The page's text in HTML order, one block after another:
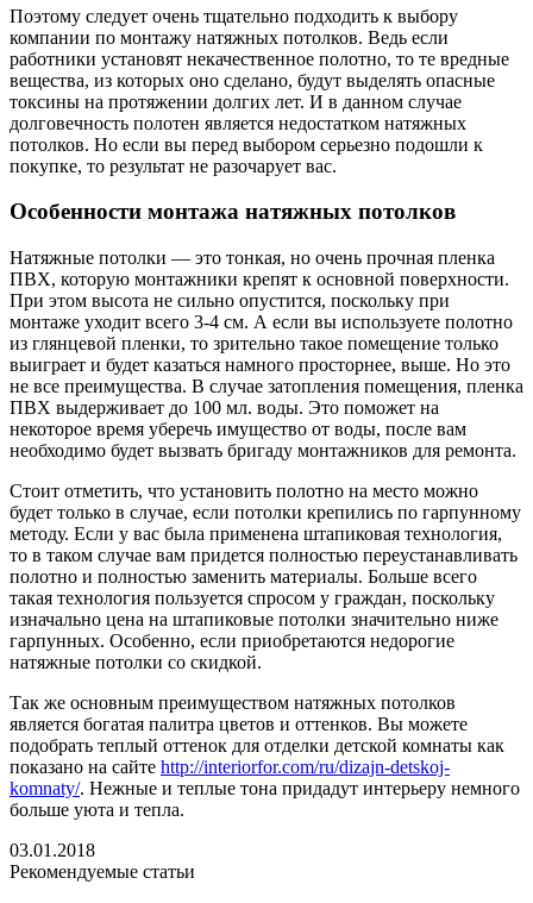
Поэтому следует очень тщательно подходить к выбору
компании по монтажу натяжных потолков. Ведь если
работники установят некачественное полотно, то те вредные
вещества, из которых оно сделано, будут выделять опасные
токсины на протяжении долгих лет. И в данном случае
долговечность полотен является недостатком натяжных
потолков. Но если вы перед выбором серьезно подошли к
покупке, то результат не разочарует вас.
Особенности монтажа натяжных потолков
Натяжные потолки — это тонкая, но очень прочная пленка
ПВХ, которую монтажники крепят к основной поверхности.
При этом высота не сильно опустится, поскольку при
монтаже уходит всего 3-4 см. А если вы используете полотно
из глянцевой пленки, то зрительно такое помещение только
выиграет и будет казаться намного просторнее, выше. Но это
не все преимущества. В случае затопления помещения, пленка
ПВХ выдерживает до 100 мл. воды. Это поможет на
некоторое время уберечь имущество от воды, после вам
необходимо будет вызвать бригаду монтажников для ремонта.
Стоит отметить, что установить полотно на место можно
будет только в случае, если потолки крепились по гарпунному
методу. Если у вас была применена штапиковая технология,
то в таком случае вам придется полностью переустанавливать
полотно и полностью заменить материалы. Больше всего
такая технология пользуется спросом у граждан, поскольку
изначально цена на штапиковые потолки значительно ниже
гарпунных. Особенно, если приобретаются недорогие
натяжные потолки со скидкой.
Так же основным преимуществом натяжных потолков
является богатая палитра цветов и оттенков. Вы можете
подобрать теплый оттенок для отделки детской комнаты как
показано на сайте http://interiorfor.com/ru/dizajn-detskoj-
komnaty/. Нежные и теплые тона придадут интерьеру немного
больше уюта и тепла.
03.01.2018
Рекомендуемые статьи